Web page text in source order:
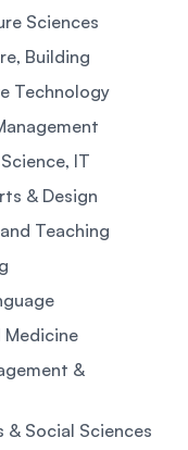
Sciences
Building
Technology
IT
& Design
Teaching
Medicine
&
& Social Sciences